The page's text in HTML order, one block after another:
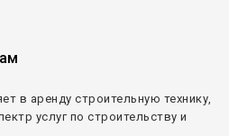
в аренду строительную технику,
услуг по строительству и